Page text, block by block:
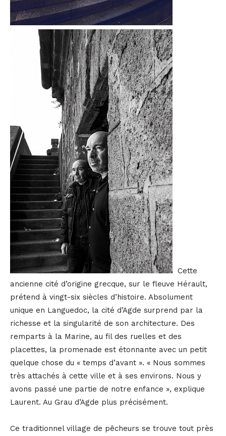
Cette
ancienne cité d’origine grecque, sur le fleuve Hérault,
prétend à vingt-six siècles d’histoire. Absolument
unique en Languedoc, la cité d’Agde surprend par la
richesse et la singularité de son architecture. Des
remparts à la Marine, au fil des ruelles et des
placettes, la promenade est étonnante avec un petit
quelque chose du « temps d’avant ». « Nous sommes
très attachés à cette ville et à ses environs. Nous y
avons passé une partie de notre enfance », explique
Laurent. Au Grau d’Agde plus précisément.
Ce traditionnel village de pêcheurs se trouve tout près